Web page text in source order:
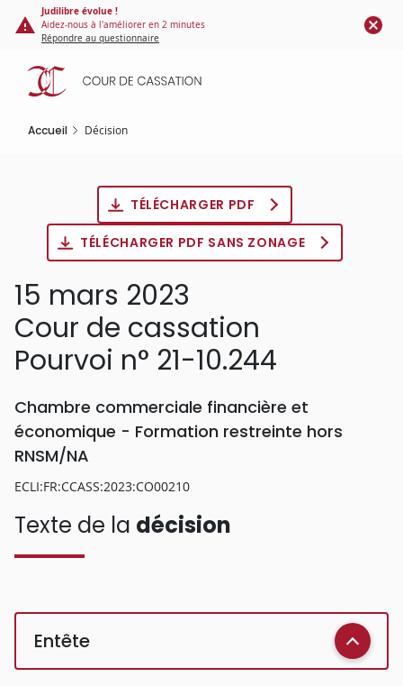
Panneau de gestion des cookies
contenu
principal
Judilibre évolue !
Aidez-nous à l'améliorer en 2 minutes
Répondre au questionnaire
Accueil Décision
TÉLÉCHARGER PDF
TÉLÉCHARGER PDF SANS ZONAGE
15 mars 2023
Cour de cassation
Pourvoi n° 21-10.244
Chambre commerciale financière et
économique - Formation restreinte hors
RNSM/NA
ECLI:FR:CCASS:2023:CO00210
Texte de la décision
Entête